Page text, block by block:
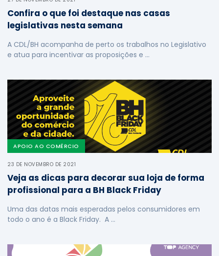
Confira o que foi destaque nas casas
legislativas nesta semana
A CDL/BH acompanha de perto os trabalhos no Legislativo
e atua para incentivar as proposições e …
APOIO AO COMÉRCIO
23 DE NOVEMBRO DE 2021
Veja as dicas para decorar sua loja de forma
profissional para a BH Black Friday
Uma das datas mais esperadas pelos consumidores em
todo o ano é a Black Friday. A …